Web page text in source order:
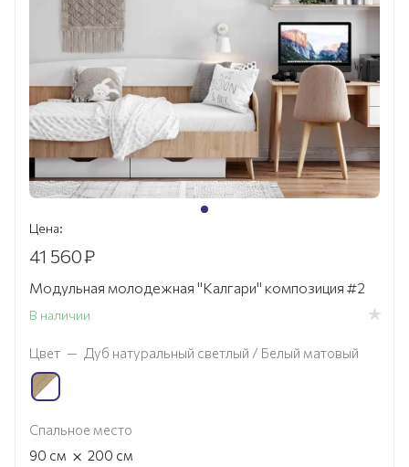
Цена:
41 560₽
Модульная молодежная "Калгари" композиция #2
В наличии
Цвет — Дуб натуральный светлый / Белый матовый
Спальное место
90 см × 200 см